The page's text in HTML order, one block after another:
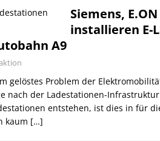
Siemens,
installieren E-
A9
gelöstes Problem der
nach der Ladestationen-
entstehen, ist dies in für
kaum […]